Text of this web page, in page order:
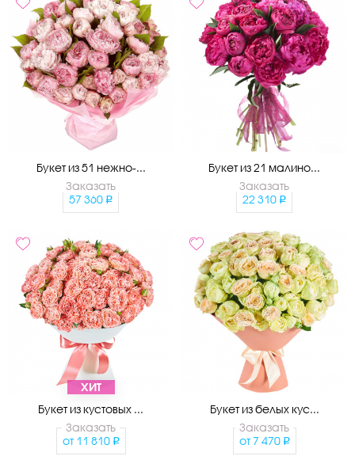
Букет из 51 нежно-...
Заказать
57 360
Букет из 21 малино...
Заказать
22 310
ХИТ
Букет из кустовых ...
Заказать
от 11 810
Букет из белых кус...
Заказать
от 7 470